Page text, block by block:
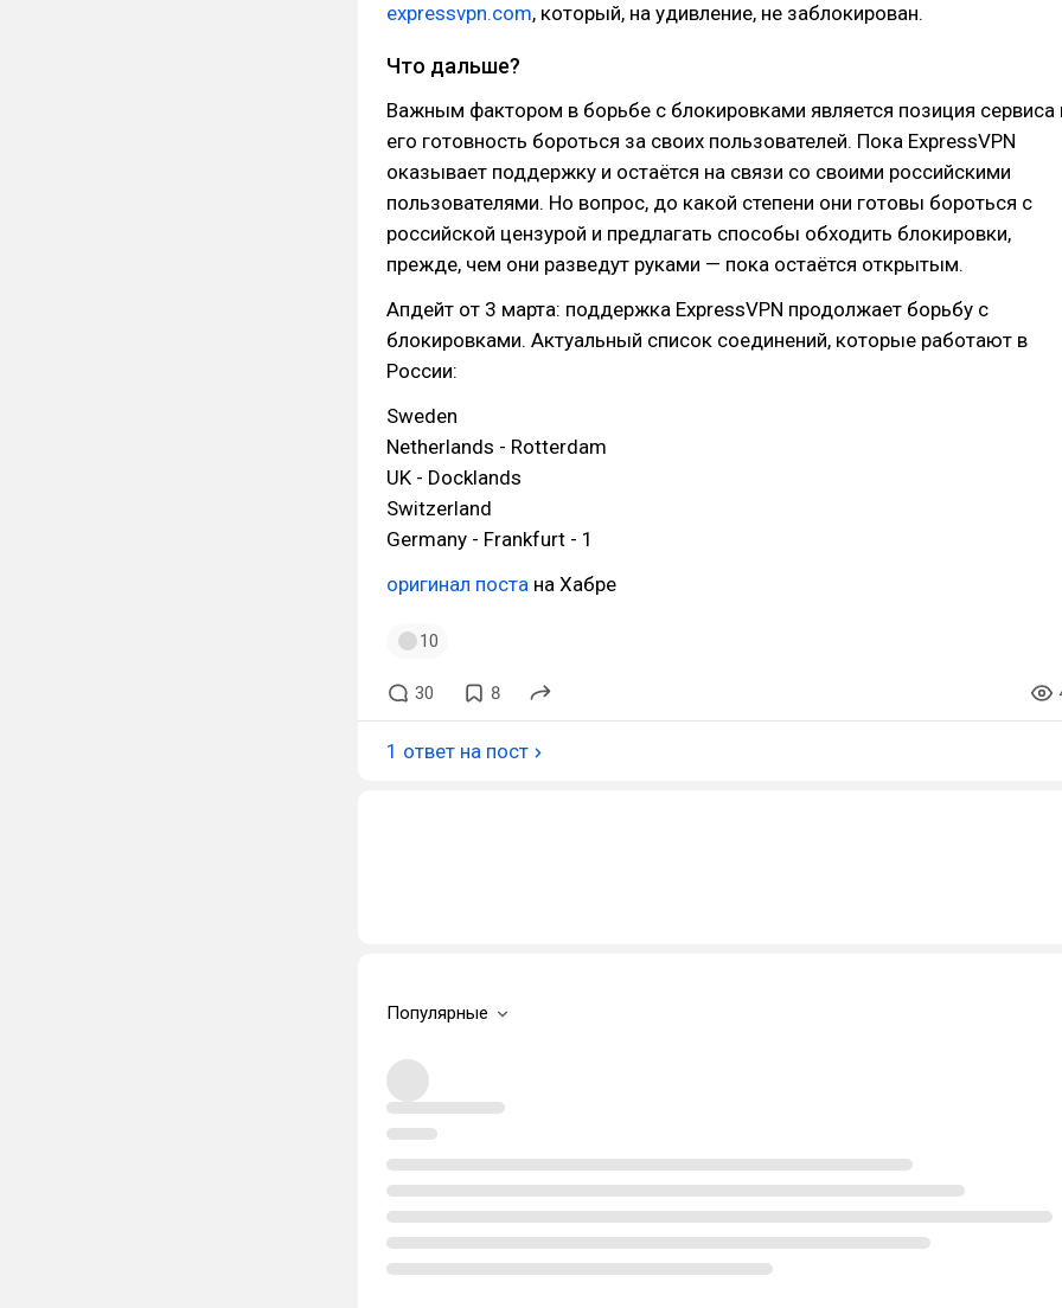
expressvpn.com, который, на удивление, не заблокирован.
Что дальше?
Важным фактором в борьбе с блокировками является позиция сервиса
его готовность бороться за своих пользователей. Пока ExpressVPN
оказывает поддержку и остаётся на связи со своими российскими
пользователями. Но вопрос, до какой степени они готовы бороться с
российской цензурой и предлагать способы обходить блокировки,
прежде, чем они разведут руками — пока остаётся открытым.
Апдейт от 3 марта: поддержка ExpressVPN продолжает борьбу с
блокировками. Актуальный список соединений, которые работают в
России:
Sweden
Netherlands - Rotterdam
UK - Docklands
Switzerland
Germany - Frankfurt - 1
оригинал поста на Хабре
10
30 8
1 ответ на пост
Популярные